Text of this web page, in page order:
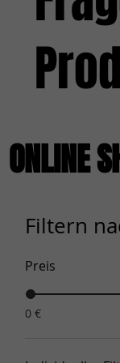
ONLINE
Filtern
Preis
0 €